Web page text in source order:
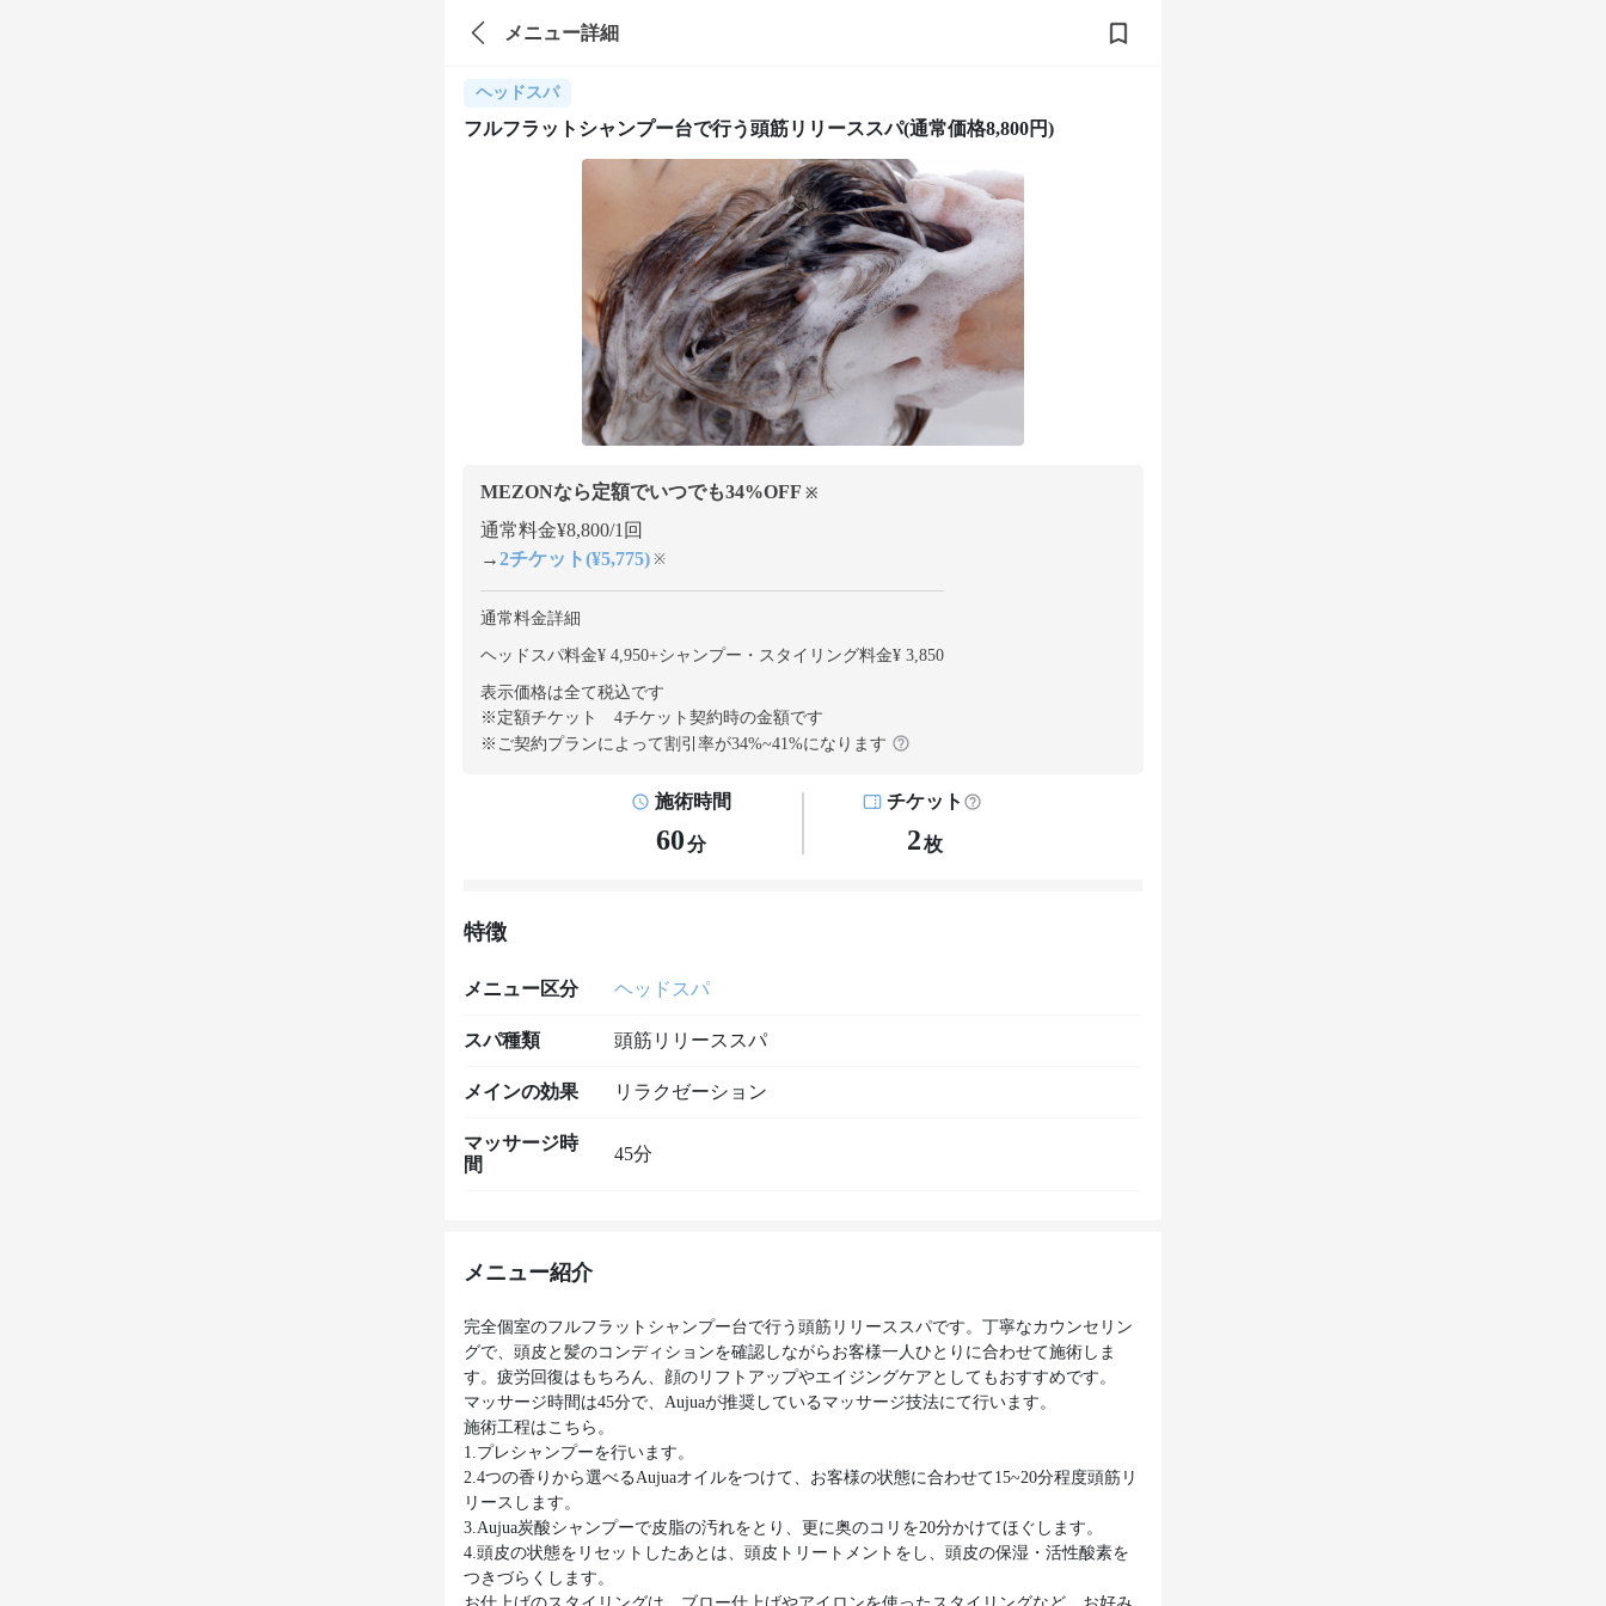
メニュー詳細
ヘッドスパ
フルフラットシャンプー台で行う頭筋リリーススパ(通常価格8,800円)
MEZONなら定額でいつでも34%OFF ※
通常料金¥8,800/1回
→2チケット(¥5,775) ※
通常料金詳細
ヘッドスパ料金¥ 4,950+シャンプー・スタイリング料金¥ 3,850
表示価格は全て税込です
※定額チケット 4チケット契約時の金額です
※ご契約プランによって割引率が34%~41%になります
施術時間
60分
チケット
2枚
特徴
メニュー区分 ヘッドスパ
スパ種類 頭筋リリーススパ
メインの効果 リラクゼーション
マッサージ時
間
45分
メニュー紹介
完全個室のフルフラットシャンプー台で行う頭筋リリーススパです。丁寧なカウンセリン
グで、頭皮と髪のコンディションを確認しながらお客様一人ひとりに合わせて施術しま
す。疲労回復はもちろん、顔のリフトアップやエイジングケアとしてもおすすめです。
マッサージ時間は45分で、Aujuaが推奨しているマッサージ技法にて行います。
施術工程はこちら。
1.プレシャンプーを行います。
2.4つの香りから選べるAujuaオイルをつけて、お客様の状態に合わせて15~20分程度頭筋リ
リースします。
3.Aujua炭酸シャンプーで皮脂の汚れをとり、更に奥のコリを20分かけてほぐします。
4.頭皮の状態をリセットしたあとは、頭皮トリートメントをし、頭皮の保湿・活性酸素を
つきづらくします。